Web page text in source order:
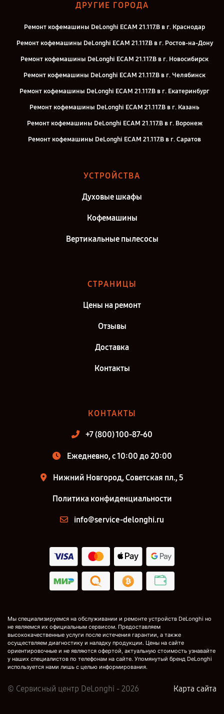
ДРУГИЕ ГОРОДА
Ремонт кофемашины DeLonghi ECAM 21.117.B в г. Краснодар
Ремонт кофемашины DeLonghi ECAM 21.117.B в г. Ростов-на-Дону
Ремонт кофемашины DeLonghi ECAM 21.117.B в г. Новосибирск
Ремонт кофемашины DeLonghi ECAM 21.117.B в г. Челябинск
Ремонт кофемашины DeLonghi ECAM 21.117.B в г. Екатеринбург
Ремонт кофемашины DeLonghi ECAM 21.117.B в г. Казань
Ремонт кофемашины DeLonghi ECAM 21.117.B в г. Воронеж
Ремонт кофемашины DeLonghi ECAM 21.117.B в г. Саратов
Ремонт кофемашины DeLonghi ECAM 21.117.B в г. Киров
Ремонт кофемашины DeLonghi ECAM 21.117.B в г. Санкт-Петербург
УСТРОЙСТВА
Духовые шкафы
Кофемашины
Вертикальные пылесосы
СТРАНИЦЫ
Цены на ремонт
Отзывы
Доставка
Контакты
КОНТАКТЫ
+7 (800) 100-87-60
Ежедневно, с 10:00 до 20:00
Нижний Новгород, Советская пл., 5
Политика конфиденциальности
info@service-delonghi.ru
Мы специализируемся на обслуживании и ремонте устройств DeLonghi но
не являемся их официальным сервисом. Предоставляем
высококачественные услуги после истечения гарантии, а также
осуществляем диагностику и наладку продукции. Цены на сайте
ориентировочные и не являются офертой, актуальную стоимость узнавайте
у наших специалистов по телефонам на сайте. Упомянутый бренд DeLonghi
используется нами лишь с целью информирования.
© Сервисный центр DeLonghi - 2026 Карта сайта